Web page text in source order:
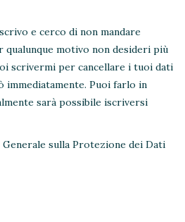
e cerco di non mandare
motivo non desideri più
scrivermi per cancellare i tuoi dati
immediatamente. Puoi farlo in
sarà possibile iscriversi
Generale sulla Protezione dei Dati